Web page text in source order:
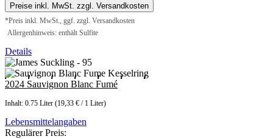
Preise inkl. MwSt. zzgl. Versandkosten
*Preis inkl. MwSt., ggf. zzgl. Versandkosten
Allergenhinweis: enthält Sulfite
Details
2024 Sauvignon Blanc Fumé
Inhalt: 0.75 Liter (19,33 € / 1 Liter)
Lebensmittelangaben
Regulärer Preis: